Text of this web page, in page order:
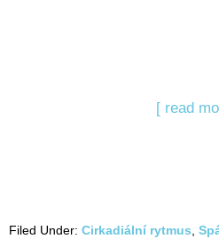
[ read
Filed Under: Cirkadiální rytmus